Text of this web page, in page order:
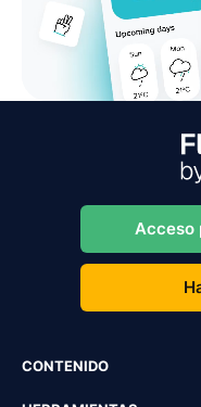
Acceso
CONTENIDO